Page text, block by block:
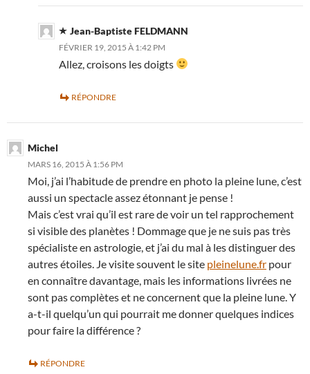
Jean-Baptiste FELDMANN
FÉVRIER 19, 2015 À 1:42 PM
Allez, croisons les doigts
RÉPONDRE
Michel
MARS 16, 2015 À 1:56 PM
Moi, j’ai l’habitude de prendre en photo la pleine lune, c’est
aussi un spectacle assez étonnant je pense !
Mais c’est vrai qu’il est rare de voir un tel rapprochement
si visible des planètes ! Dommage que je ne suis pas très
spécialiste en astrologie, et j’ai du mal à les distinguer des
autres étoiles. Je visite souvent le site pleinelune.fr pour
en connaître davantage, mais les informations livrées ne
sont pas complètes et ne concernent que la pleine lune. Y
a-t-il quelqu’un qui pourrait me donner quelques indices
pour faire la différence ?
RÉPONDRE